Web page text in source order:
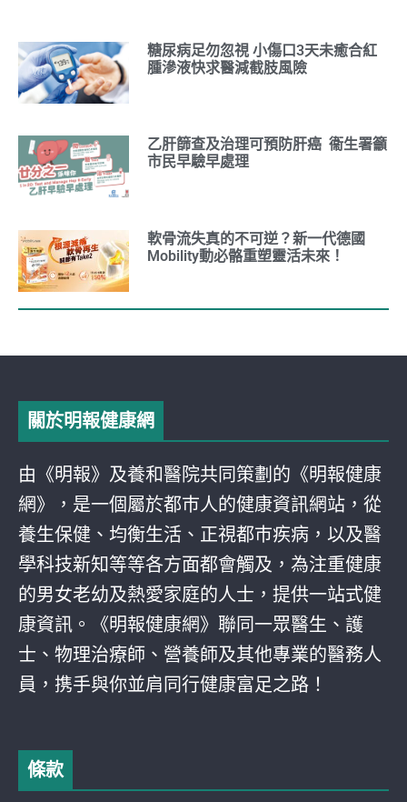
糖尿病足勿忽視 小傷口3天未癒合紅
腫滲液快求醫減截肢風險
乙肝篩查及治理可預防肝癌 衞生署籲
市民早驗早處理
軟骨流失真的不可逆？新一代德國
Mobility動必骼重塑靈活未來！
關於明報健康網
由《明報》及養和醫院共同策劃的《明報健康
網》，是一個屬於都巿人的健康資訊網站，從
養生保健、均衡生活、正視都巿疾病，以及醫
學科技新知等等各方面都會觸及，為注重健康
的男女老幼及熱愛家庭的人士，提供一站式健
康資訊。《明報健康網》聯同一眾醫生、護
士、物理治療師、營養師及其他專業的醫務人
員，携手與你並肩同行健康富足之路！
條款